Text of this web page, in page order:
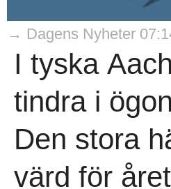
→ Dagens Nyheter
I tyska
tindra i
Den stora
värd för